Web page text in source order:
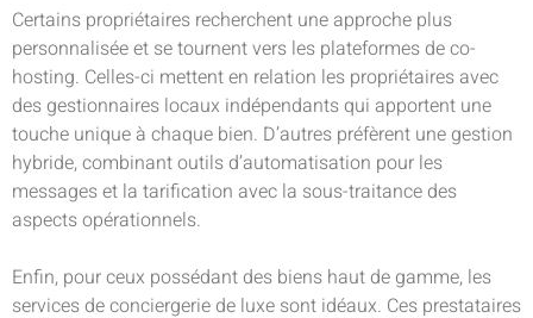
Certains propriétaires recherchent une approche plus
personnalisée et se tournent vers les plateformes de co-
hosting. Celles-ci mettent en relation les propriétaires avec
des gestionnaires locaux indépendants qui apportent une
touche unique à chaque bien. D’autres préfèrent une gestion
hybride, combinant outils d’automatisation pour les
messages et la tarification avec la sous-traitance des
aspects opérationnels.
Enfin, pour ceux possédant des biens haut de gamme, les
services de conciergerie de luxe sont idéaux. Ces prestataires